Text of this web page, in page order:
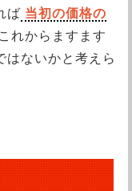
ば 当初の価格の
れからますます
はないかと考えら